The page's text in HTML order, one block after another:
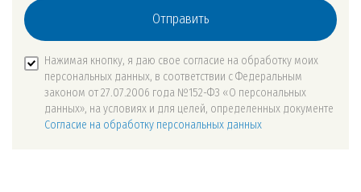
Отправить
Нажимая кнопку, я даю свое согласие на обработку моих
персональных данных, в соответствии с Федеральным
законом от 27.07.2006 года №152-ФЗ «О персональных
данных», на условиях и для целей, определенных документе
Согласие на обработку персональных данных